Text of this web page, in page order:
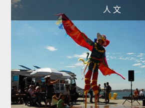
人 文